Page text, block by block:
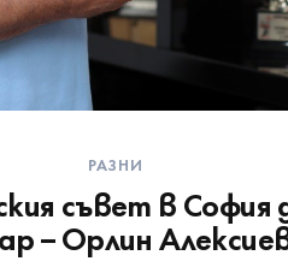
РАЗНИ
съвет в София
– Орлин